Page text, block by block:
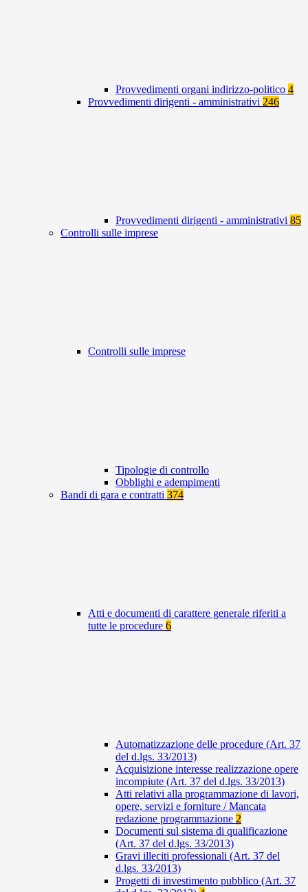
Provvedimenti organi indirizzo-politico 4
Provvedimenti dirigenti - amministrativi 246
Provvedimenti dirigenti - amministrativi 85
Controlli sulle imprese
Controlli sulle imprese
Tipologie di controllo
Obblighi e adempimenti
Bandi di gara e contratti 374
Atti e documenti di carattere generale riferiti a
tutte le procedure 6
Automatizzazione delle procedure (Art. 37
del d.lgs. 33/2013)
Acquisizione interesse realizzazione opere
incompiute (Art. 37 del d.lgs. 33/2013)
Atti relativi alla programmazione di lavori,
opere, servizi e forniture / Mancata
redazione programmazione 2
Documenti sul sistema di qualificazione
(Art. 37 del d.lgs. 33/2013)
Gravi illeciti professionali (Art. 37 del
d.lgs. 33/2013)
Progetti di investimento pubblico (Art. 37